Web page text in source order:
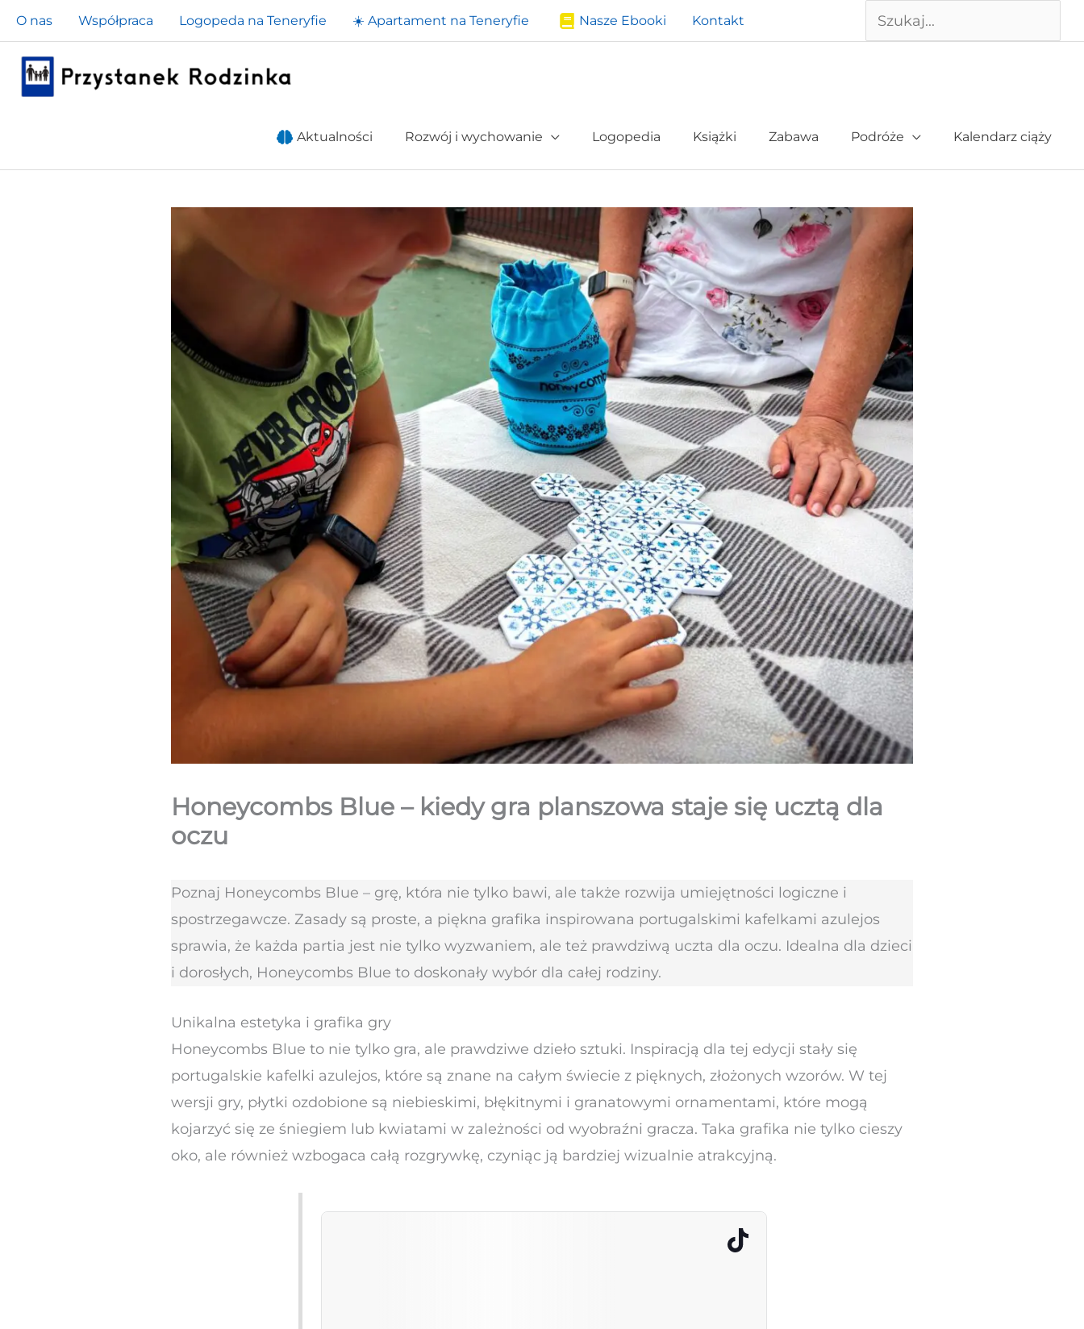
Przejdź
do
treści
O nas Współpraca Logopeda na Teneryfie ☀️ Apartament na Teneryfie Nasze Ebooki Kontakt Szukaj
Aktualności Rozwój i wychowanie Logopedia Książki Zabawa Podróże Kalendarz ciąży
Honeycombs Blue – kiedy gra planszowa staje się ucztą dla
oczu
Poznaj Honeycombs Blue – grę, która nie tylko bawi, ale także rozwija umiejętności logiczne i
spostrzegawcze. Zasady są proste, a piękna grafika inspirowana portugalskimi kafelkami azulejos
sprawia, że każda partia jest nie tylko wyzwaniem, ale też prawdziwą uczta dla oczu. Idealna dla dzieci
i dorosłych, Honeycombs Blue to doskonały wybór dla całej rodziny.
Unikalna estetyka i grafika gry
Honeycombs Blue to nie tylko gra, ale prawdziwe dzieło sztuki. Inspiracją dla tej edycji stały się
portugalskie kafelki azulejos, które są znane na całym świecie z pięknych, złożonych wzorów. W tej
wersji gry, płytki ozdobione są niebieskimi, błękitnymi i granatowymi ornamentami, które mogą
kojarzyć się ze śniegiem lub kwiatami w zależności od wyobraźni gracza. Taka grafika nie tylko cieszy
oko, ale również wzbogaca całą rozgrywkę, czyniąc ją bardziej wizualnie atrakcyjną.